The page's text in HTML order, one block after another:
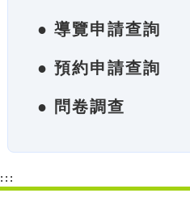
● 導覽申請查詢
● 預約申請查詢
● 問卷調查
:::